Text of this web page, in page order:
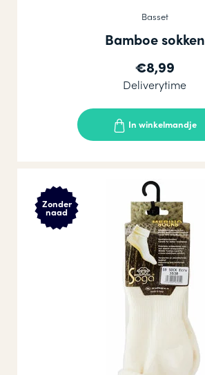
Basset
Bamboe sokken
€8,99
Deliverytime
In winkelmandje
Zonder
naad